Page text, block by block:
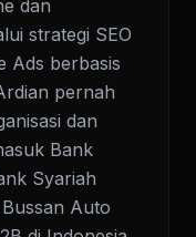
dan
strategi SEO
Ads berbasis
pernah
dan
Bank
Syariah
Auto